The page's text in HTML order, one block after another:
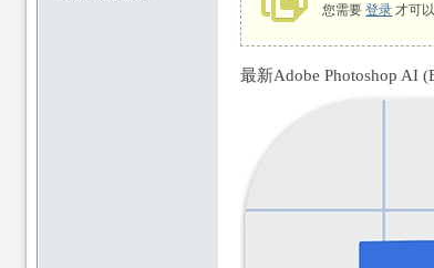
您需要登录 才可
最新Adobe Photoshop AI